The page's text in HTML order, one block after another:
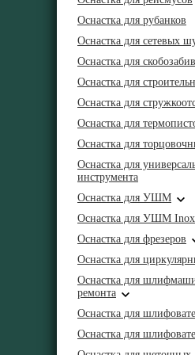
Оснастка для рубанков
Оснастка для сетевых
Оснастка для
Оснастка для
Оснастка для
Оснастка для
Оснастка для
Оснастка для
инструмента
Оснастка для УШМ
Оснастка для УШМ Inox
Оснастка для фрезеров
Оснастка для
Оснастка для
ремонта
Оснастка для
Оснастка для